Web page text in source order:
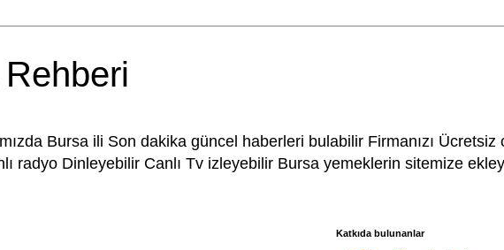
Bursa ili Son dakika güncel haberleri bulabilir Firmanızı Ücretsiz
radyo Dinleyebilir Canlı Tv izleyebilir Bursa yemeklerin sitemize
Katkıda bulunanlar